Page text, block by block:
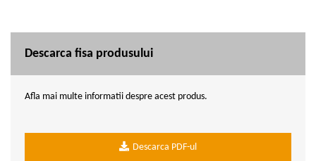
Descarca fisa produsului
Afla mai multe informatii despre acest produs.
Descarca PDF-ul